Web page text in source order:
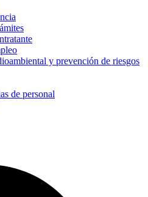
y prevención de riesgos
de personal